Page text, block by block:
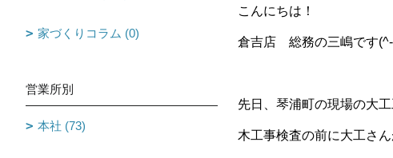
こんにちは！
倉吉店 総務の三嶋です
先日、琴浦町の現場の大
木工事検査の前に大工さ
家づくりコラム (0)
営業所別
本社 (73)